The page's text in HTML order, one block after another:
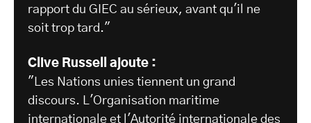
rapport du GIEC au sérieux, avant qu'il ne
soit trop tard."
Clive Russell ajoute :
"Les Nations unies tiennent un grand
discours. L'Organisation maritime
internationale et l'Autorité internationale des